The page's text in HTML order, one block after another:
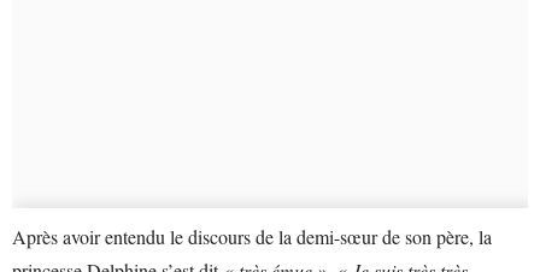
Après avoir entendu le discours de la demi-sœur de son père, la